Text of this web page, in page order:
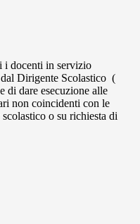
i docenti in servizio
Dirigente Scolastico (
dare esecuzione alle
non coincidenti con le
o su richiesta di